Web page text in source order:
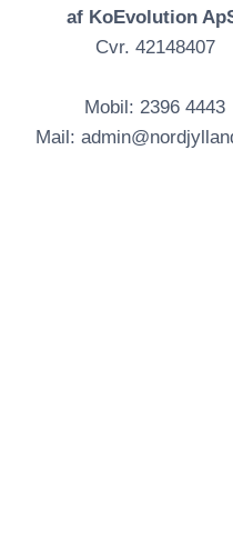
af KoEvolution
Cvr. 42148407
Mobil: 2396 4443
Mail: